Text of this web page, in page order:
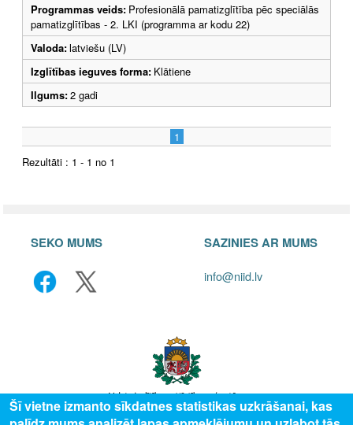
Programmas veids: Profesionālā pamatizglītība pēc speciālās
pamatizglītības - 2. LKI (programma ar kodu 22)
Valoda:latviešu (LV)
Izglītības ieguves forma: Klātiene
Ilgums:2 gadi
1
Rezultāti : 1 - 1 no 1
SEKO MUMS SAZINIES AR MUMS
info@niid.lv
Šī vietne izmanto sīkdatnes statistikas uzkrāšanai, kas